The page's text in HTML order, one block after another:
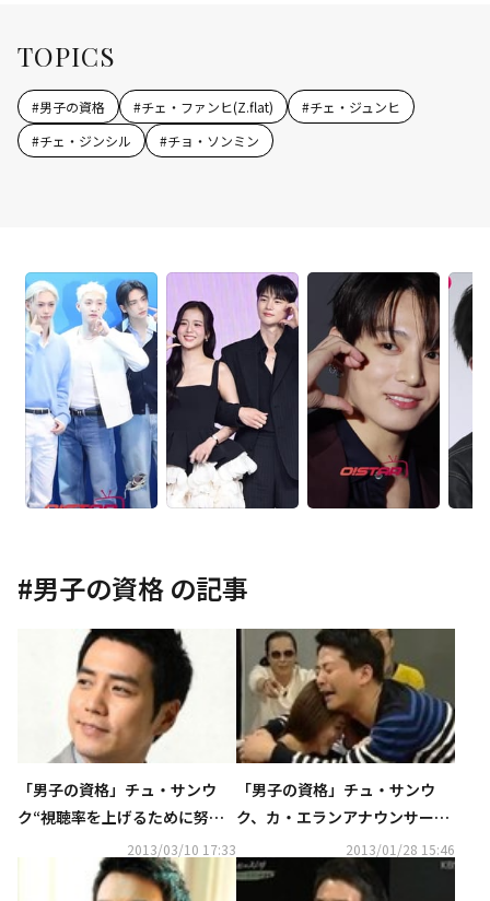
TOPICS
#男子の資格 #チェ・ファンヒ(Z.flat) #チェ・ジュンヒ
#チェ・ジンシル #チョ・ソンミン
#男子の資格 の記事
「男子の資格」チュ・サンウ
ク“視聴率を上げるために努力
2013/03/10 17:33
「男子の資格」チュ・サンウ
ク、カ・エランアナウンサーと
驚きのラブロマンスで“注目”
2013/01/28 15:46